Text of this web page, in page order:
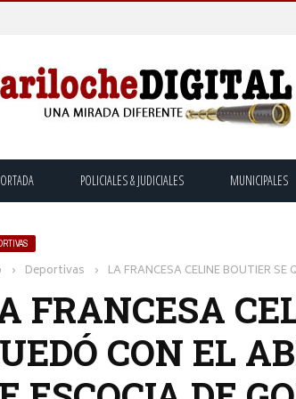
POLICIALES & JUDICIALES MUNICIPALES
› Deportivas › LA FRANCESA CELINE BOUTIER SE
FRANCESA
CON EL